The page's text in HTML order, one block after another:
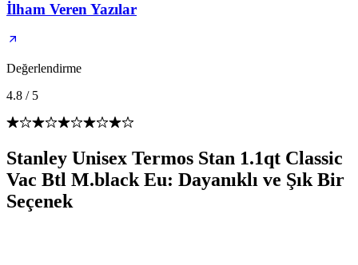
İlham Veren Yazılar
Değerlendirme
4.8 / 5
Stanley Unisex Termos Stan 1.1qt Classic
Vac Btl M.black Eu: Dayanıklı ve Şık Bir
Seçenek